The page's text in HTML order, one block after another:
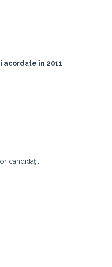
acordate în 2011
candidaţi: